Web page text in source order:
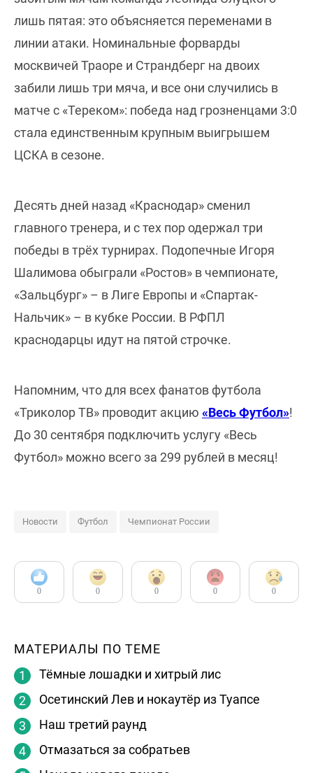
лишь пятая: это объясняется переменами в
линии атаки. Номинальные форварды
москвичей Траоре и Страндберг на двоих
забили лишь три мяча, и все они случились в
матче с «Тереком»: победа над грозненцами 3:0
стала единственным крупным выигрышем
ЦСКА в сезоне.
Десять дней назад «Краснодар» сменил
главного тренера, и с тех пор одержал три
победы в трёх турнирах. Подопечные Игоря
Шалимова обыграли «Ростов» в чемпионате,
«Зальцбург» – в Лиге Европы и «Спартак-
Нальчик» – в кубке России. В РФПЛ
краснодарцы идут на пятой строчке.
Напомним, что для всех фанатов футбола
«Триколор ТВ» проводит акцию «Весь Футбол»!
До 30 сентября подключить услугу «Весь
Футбол» можно всего за 299 рублей в месяц!
Новости Футбол Чемпионат России
0 0 0 0 0
МАТЕРИАЛЫ ПО ТЕМЕ
Тёмные лошадки и хитрый лис
Осетинский Лев и нокаутёр из Туапсе
Наш третий раунд
Отмазаться за собратьев